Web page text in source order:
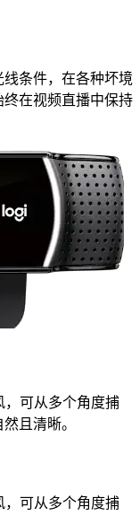
条件，在各种坏境
在视频直播中保持
，可从多个角度捕
且清晰。
，可从多个角度捕